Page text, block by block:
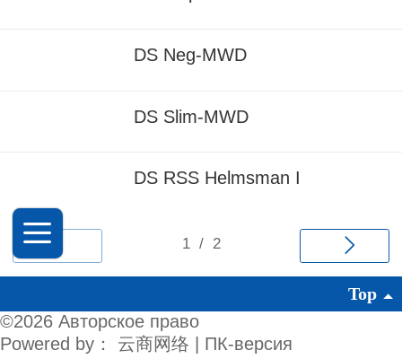
DS Neg-MWD
DS Slim-MWD
DS RSS Helmsman I
Top
©2026 Авторское право
Powered by： 云商网络 ПК-версия
КонтактыФорум